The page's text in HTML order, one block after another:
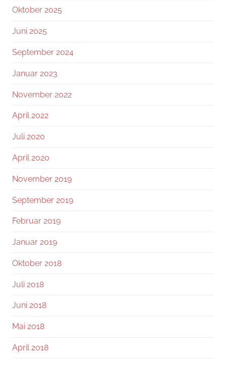
Oktober 2025
Juni 2025
September 2024
Januar 2023
November 2022
April 2022
Juli 2020
April 2020
November 2019
September 2019
Februar 2019
Januar 2019
Oktober 2018
Juli 2018
Juni 2018
Mai 2018
April 2018